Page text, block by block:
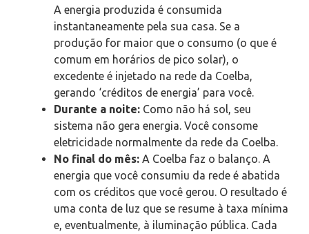
A energia produzida é consumida
instantaneamente pela sua casa. Se a
produção for maior que o consumo (o que é
comum em horários de pico solar), o
excedente é injetado na rede da Coelba,
gerando ‘créditos de energia’ para você.
Durante a noite: Como não há sol, seu
sistema não gera energia. Você consome
eletricidade normalmente da rede da Coelba.
No final do mês: A Coelba faz o balanço. A
energia que você consumiu da rede é abatida
com os créditos que você gerou. O resultado é
uma conta de luz que se resume à taxa mínima
e, eventualmente, à iluminação pública. Cada